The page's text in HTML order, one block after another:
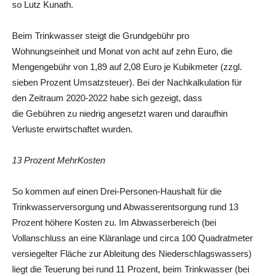
so Lutz Kunath.
Beim Trinkwasser steigt die Grundgebühr pro
Wohnungseinheit und Monat von acht auf zehn Euro, die
Mengengebühr von 1,89 auf 2,08 Euro je Kubikmeter (zzgl.
sieben Prozent Umsatzsteuer). Bei der Nachkalkulation für
den Zeitraum 2020-2022 habe sich gezeigt, dass
die Gebühren zu niedrig angesetzt waren und daraufhin
Verluste erwirtschaftet wurden.
13 Prozent MehrKosten
So kommen auf einen Drei-Personen-Haushalt für die
Trinkwasserversorgung und Abwasserentsorgung rund 13
Prozent höhere Kosten zu. Im Abwasserbereich (bei
Vollanschluss an eine Kläranlage und circa 100 Quadratmeter
versiegelter Fläche zur Ableitung des Niederschlagswassers)
liegt die Teuerung bei rund 11 Prozent, beim Trinkwasser (bei